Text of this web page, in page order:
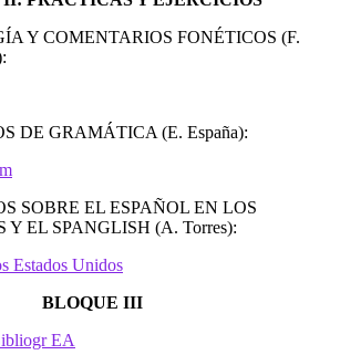
Y COMENTARIOS FONÉTICOS (F.
DE GRAMÁTICA (E. España):
SOBRE EL ESPAÑOL EN LOS
Y EL SPANGLISH (A. Torres):
Estados Unidos
BLOQUE III
EA